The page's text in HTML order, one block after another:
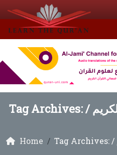
Tag Archives: /
Home